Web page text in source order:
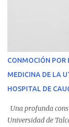
CONMOCIÓN POR
MEDICINA DE LA
HOSPITAL DE
Una profunda
Universidad de